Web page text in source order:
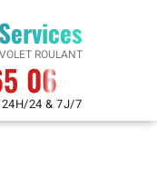
VOLET ROULANT
06
24H/24 & 7J/7